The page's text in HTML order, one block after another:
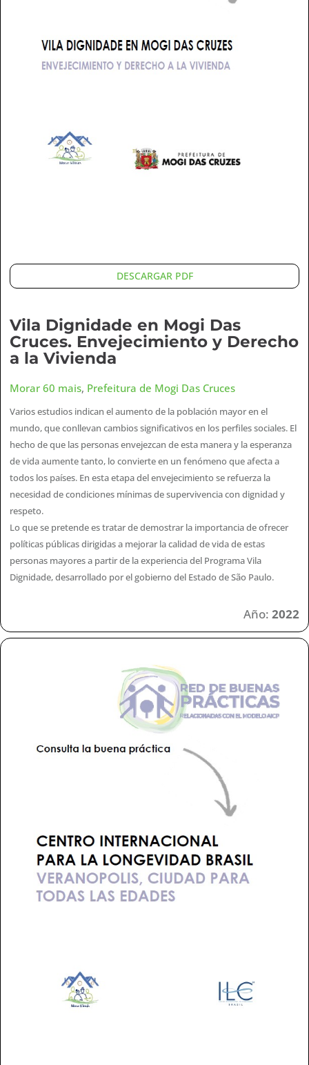
DESCARGAR PDF
Vila Dignidade en Mogi Das
Cruces. Envejecimiento y Derecho
a la Vivienda
Morar 60 mais, Prefeitura de Mogi Das Cruces
Varios estudios indican el aumento de la población mayor en el
mundo, que conllevan cambios significativos en los perfiles sociales. El
hecho de que las personas envejezcan de esta manera y la esperanza
de vida aumente tanto, lo convierte en un fenómeno que afecta a
todos los países. En esta etapa del envejecimiento se refuerza la
necesidad de condiciones mínimas de supervivencia con dignidad y
respeto.
Lo que se pretende es tratar de demostrar la importancia de ofrecer
políticas públicas dirigidas a mejorar la calidad de vida de estas
personas mayores a partir de la experiencia del Programa Vila
Dignidade, desarrollado por el gobierno del Estado de São Paulo.
Año: 2022